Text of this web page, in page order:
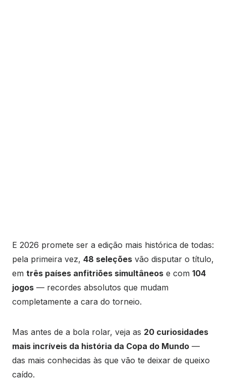
E 2026 promete ser a edição mais histórica de todas:
pela primeira vez, 48 seleções vão disputar o título,
em três países anfitriões simultâneos e com 104
jogos — recordes absolutos que mudam
completamente a cara do torneio.
Mas antes de a bola rolar, veja as 20 curiosidades
mais incríveis da história da Copa do Mundo —
das mais conhecidas às que vão te deixar de queixo
caído.